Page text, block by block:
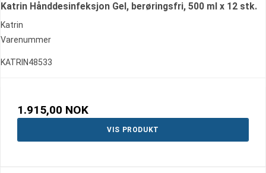
Katrin Hånddesinfeksjon Gel, berøringsfri, 500 ml x 12 stk.
Katrin
Varenummer
KATRIN48533
1.915,00 NOK
VIS PRODUKT